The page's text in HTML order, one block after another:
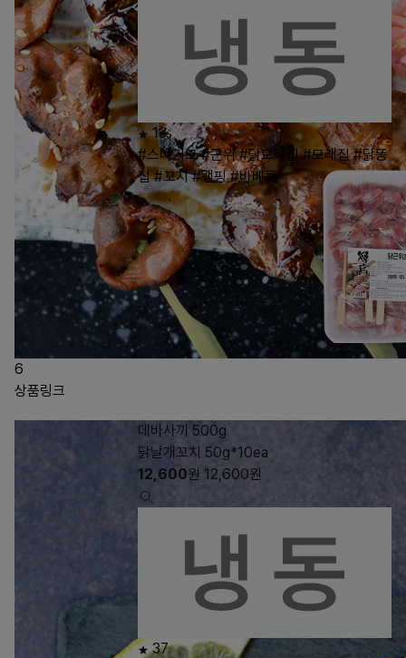
6
13
#스나기모 #근위 #닭모래집 #모래집 #닭똥
집 #꼬지 #캠핑 #바베큐
상품링크
데바사끼 500g
닭날개꼬치 50g*10ea
12,600원 12,600원
37